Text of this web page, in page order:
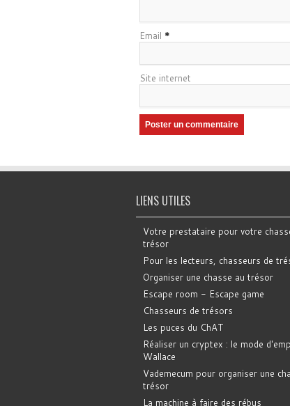
Email *
Site internet
LIENS UTILES
Votre prestataire pour votre
trésor
Pour les lecteurs, chasseurs de
Organiser une chasse au trésor
Escape room - Escape game
Chasseurs de trésors
Les puces du ChAT
Réaliser un cryptex : le mode
Wallace
Vademecum pour organiser une
trésor
La machine à faire des rébus